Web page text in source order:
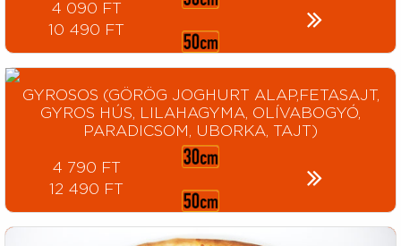
4 090 FT
10 490 FT
GYROSOS (GÖRÖG JOGHURT ALAP,FETASAJT,
GYROS HÚS, LILAHAGYMA, OLÍVABOGYÓ,
PARADICSOM, UBORKA, TAJT)
4 790 FT
12 490 FT